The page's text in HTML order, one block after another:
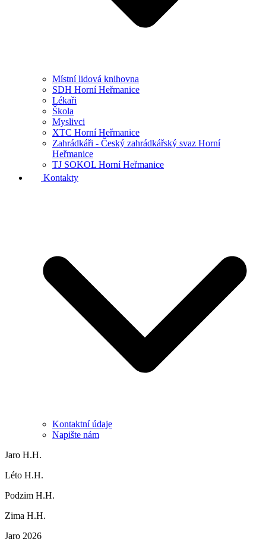
Místní lidová knihovna
SDH Horní Heřmanice
Lékaři
Škola
Myslivci
XTC Horní Heřmanice
Zahrádkáři - Český zahrádkářský svaz Horní
Heřmanice
TJ SOKOL Horní Heřmanice
Kontakty
Kontaktní údaje
Napište nám
Jaro H.H.
Léto H.H.
Podzim H.H.
Zima H.H.
Jaro 2026